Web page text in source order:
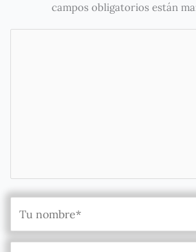
campos obligatorios están